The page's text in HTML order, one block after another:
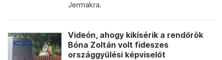
Jermakra.
Videón, ahogy kikísérik a rendőrök
Bóna Zoltán volt fideszes
országgyűlési képviselőt